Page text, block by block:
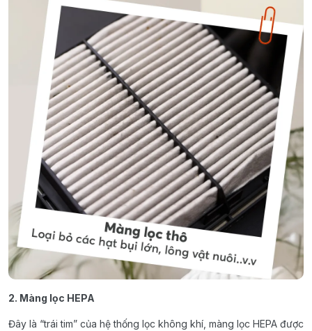
2. Màng lọc HEPA
Đây là “trái tim” của hệ thống lọc không khí, màng lọc HEPA được